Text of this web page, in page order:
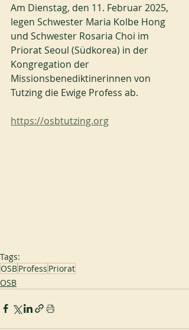
Am Dienstag, den 11. Februar 2025,
legen Schwester Maria Kolbe Hong
und Schwester Rosaria Choi im
Priorat Seoul (Südkorea) in der
Kongregation der
Missionsbenediktinerinnen von
Tutzing die Ewige Profess ab.
https://osbtutzing.org
Tags:
OSBProfess Priorat
OSB